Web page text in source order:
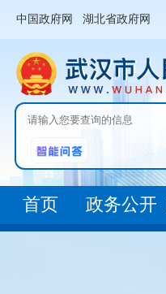
中国政府网 湖北省政府网
首页 政务公开